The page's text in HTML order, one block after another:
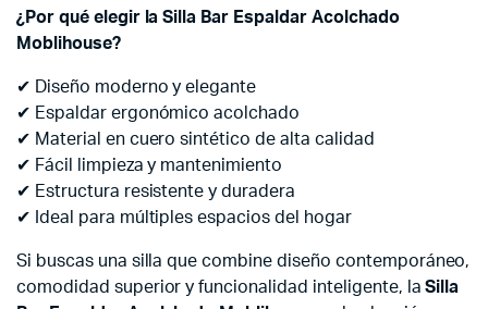
¿Por qué elegir la Silla Bar Espaldar Acolchado
Moblihouse?
✔ Diseño moderno y elegante
✔ Espaldar ergonómico acolchado
✔ Material en cuero sintético de alta calidad
✔ Fácil limpieza y mantenimiento
✔ Estructura resistente y duradera
✔ Ideal para múltiples espacios del hogar
Si buscas una silla que combine diseño contemporáneo,
comodidad superior y funcionalidad inteligente, laSilla